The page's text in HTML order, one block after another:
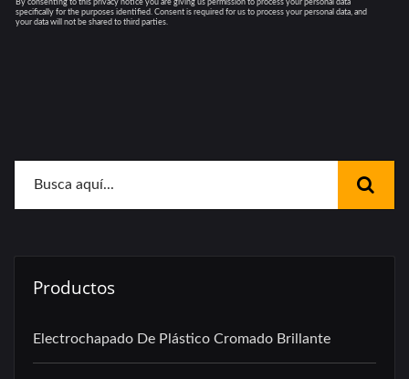
Productos
Electrochapado De Plástico Cromado Brillante